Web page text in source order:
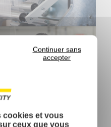
cookies et vous
ceux que vous
Continuer sans
accepter